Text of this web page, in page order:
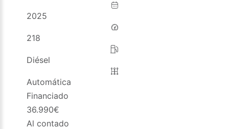
2025
218
Diésel
Automática
Financiado
36.990€
Al contado